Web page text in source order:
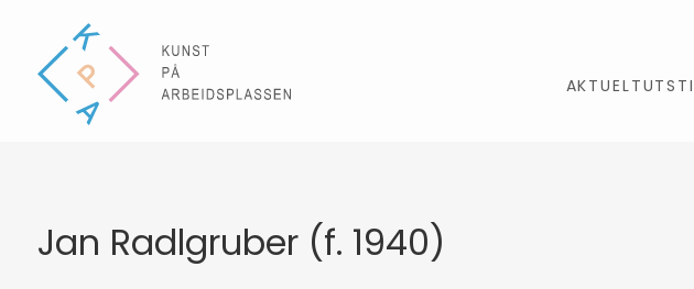
AKTUELT
Jan Radlgruber (f. 1940)